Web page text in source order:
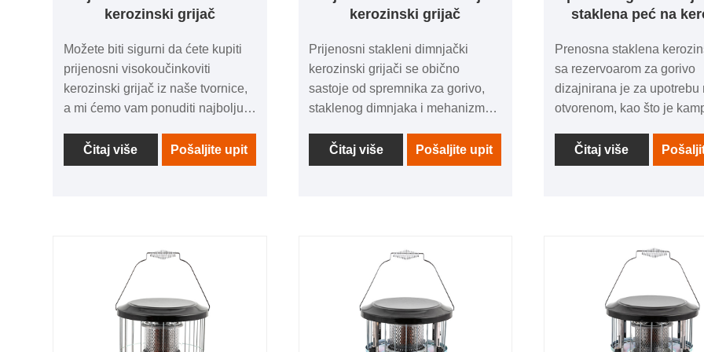
kerozinski grijač
Možete biti sigurni da ćete kupiti
prijenosni visokoučinkoviti
kerozinski grijač iz naše tvornice,
a mi ćemo vam ponuditi najbolju
pravovremenu isporuku.
Čitaj više Pošaljite upit
kerozinski grijač
Prijenosni stakleni dimnjački
kerozinski grijači se obično
sastoje od spremnika za gorivo,
staklenog dimnjaka i mehanizma
plamen od vjetra i propuha,
poboljšava distribuciju topline i
kretanje, što ih čini pogodnim za
različite lokacije u kući.
Čitaj više Pošaljite upit
staklena peć na
Prenosna staklena
sa rezervoarom za gorivo
dizajnirana je za upotrebu
otvorenom, kao što je
imaju rezervoar za gorivo i
stakleni dimnjak za
Čitaj više